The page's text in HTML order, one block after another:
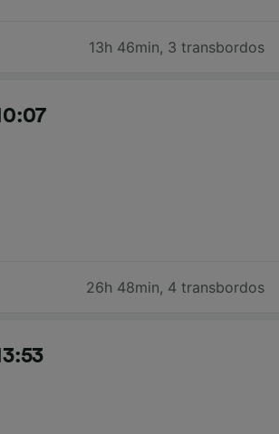
13h 46min, 3 transbordos
26h 48min, 4 transbordos